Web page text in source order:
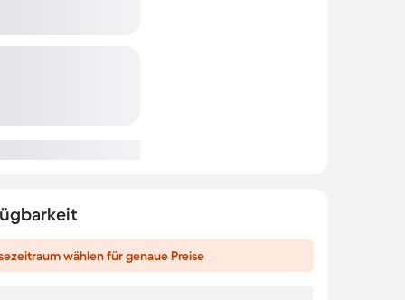
wählen für genaue Preise